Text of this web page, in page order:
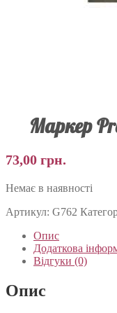
Маркер
73,00 грн.
Немає в наявності
Артикул: G762
Опис
Додаткова
Відгуки (0)
Опис